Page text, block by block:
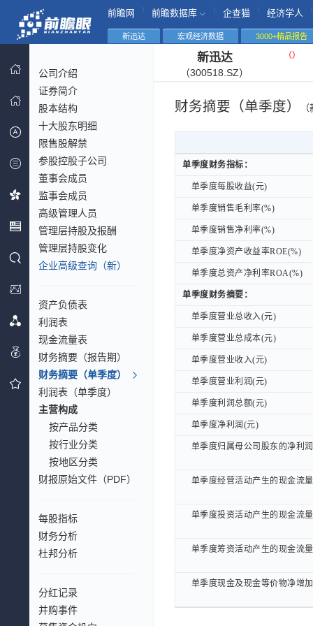
前瞻网 前瞻数据库 企查猫 经济学人
新迅达 宏观经济数据 3000+精品报告
公司介绍
证券简介
股本结构
十大股东明细
限售股解禁
参股控股子公司
董事会成员
监事会成员
高级管理人员
管理层持股及报酬
管理层持股变化
企业高级查询（新）
资产负债表
利润表
现金流量表
财务摘要（报告期）
财务摘要（单季度）
利润表（单季度）
主营构成
按产品分类
按行业分类
按地区分类
财报原始文件（PDF）
每股指标
财务分析
杜邦分析
分红记录
并购事件
新迅达
（300518.SZ）
（）
财务摘要（单季度）
单季度财务指标：
单季度每股收益(元)
单季度销售毛利率(%)
单季度销售净利率(%)
单季度净资产收益率ROE(%)
单季度总资产净利率ROA(%)
单季度财务摘要：
单季度营业总收入(元)
单季度营业总成本(元)
单季度营业收入(元)
单季度营业利润(元)
单季度利润总额(元)
单季度净利润(元)
单季度归属母公司股东的净利
单季度经营活动产生的现金流
单季度投资活动产生的现金流
单季度筹资活动产生的现金流
单季度现金及现金等价物净增
单季度财务指标：
单季度每股收益(元)
单季度销售毛利率(%)
单季度销售净利率(%)
单季度净资产收益率ROE(%)
单季度总资产净利率ROA(%)
单季度财务摘要：
单季度营业总收入(元)
单季度营业总成本(元)
单季度营业收入(元)
单季度营业利润(元)
单季度利润总额(元)
单季度净利润(元)
单季度归属母公司股东的净利
单季度经营活动产生的现金流
单季度投资活动产生的现金流
单季度筹资活动产生的现金流
单季度现金及现金等价物净增